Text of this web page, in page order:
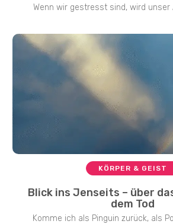
Wenn wir gestresst sind, wird unser
KÖRPER & GEIST
Blick ins Jenseits – über
dem Tod
Komme ich als Pinguin zurück, als